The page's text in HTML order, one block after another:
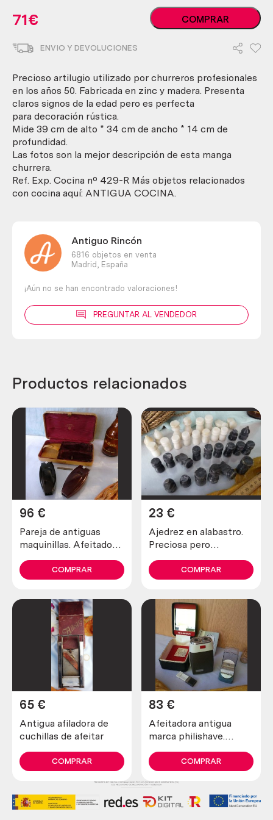
71€
Manga
churrera
50.
cantidad
COMPRAR
ENVIO Y DEVOLUCIONES
Precioso artilugio utilizado por churreros profesionales
en los años 50. Fabricada en zinc y madera. Presenta
claros signos de la edad pero es perfecta
para decoración rústica.
Mide 39 cm de alto * 34 cm de ancho * 14 cm de
profundidad.
Las fotos son la mejor descripción de esta manga
churrera.
Ref. Exp. Cocina nº 429-R Más objetos relacionados
con cocina aquí: ANTIGUA COCINA.
Antiguo Rincón
6816 objetos en venta
Madrid,
España
¡Aún no se han encontrado valoraciones!
PREGUNTAR AL VENDEDOR
Productos relacionados
Pareja de antiguas
maquinillas. Afeitadora
schick.
96 €
COMPRAR
Ajedrez en alabastro.
Preciosa pero
estado.
23 €
COMPRAR
Antigua afiladora de
cuchillas de afeitar
65 €
COMPRAR
Afeitadora antigua
marca philishave.
colección
83 €
COMPRAR